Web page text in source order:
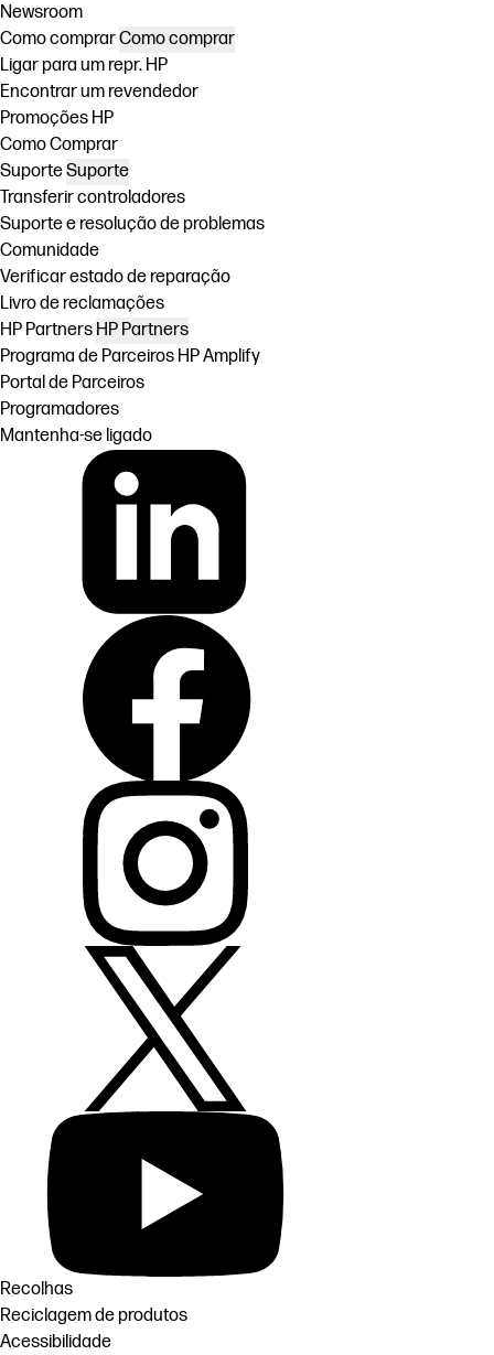
Newsroom
Como comprarComo comprar
Ligar para um repr. HP
Encontrar um revendedor
Promoções HP
Como Comprar
SuporteSuporte
Transferir controladores
Suporte e resolução de problemas
Comunidade
Verificar estado de reparação
Livro de reclamações
HP Partners HP Partners
Programa de Parceiros HP Amplify
Portal de Parceiros
Programadores
Mantenha-se ligado
Recolhas
Reciclagem de produtos
Acessibilidade